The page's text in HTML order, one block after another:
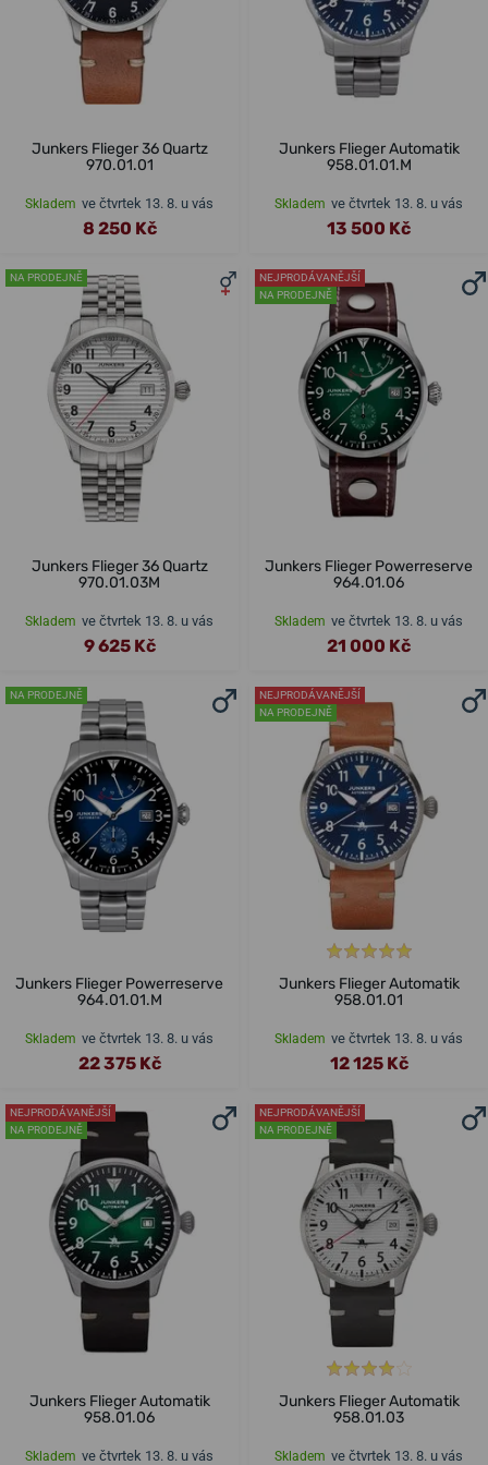
Junkers Flieger 36 Quartz
970.01.01
Skladem ve čtvrtek 13. 8. u vás
8 250 Kč
Junkers Flieger Automatik
958.01.01.M
Skladem ve čtvrtek 13. 8. u vás
13 500 Kč
NA PRODEJNĚ
Junkers Flieger 36 Quartz
970.01.03M
Skladem ve čtvrtek 13. 8. u vás
9 625 Kč
NEJPRODÁVANĚJŠÍ
NA PRODEJNĚ
Junkers Flieger Powerreserve
964.01.06
Skladem ve čtvrtek 13. 8. u vás
21 000 Kč
NA PRODEJNĚ
Junkers Flieger Powerreserve
964.01.01.M
Skladem ve čtvrtek 13. 8. u vás
22 375 Kč
NEJPRODÁVANĚJŠÍ
NA PRODEJNĚ
Junkers Flieger Automatik
958.01.01
Skladem ve čtvrtek 13. 8. u vás
12 125 Kč
NEJPRODÁVANĚJŠÍ
NA PRODEJNĚ
Junkers Flieger Automatik
958.01.06
Skladem ve čtvrtek 13. 8. u vás
NEJPRODÁVANĚJŠÍ
NA PRODEJNĚ
Junkers Flieger Automatik
958.01.03
Skladem ve čtvrtek 13. 8. u vás